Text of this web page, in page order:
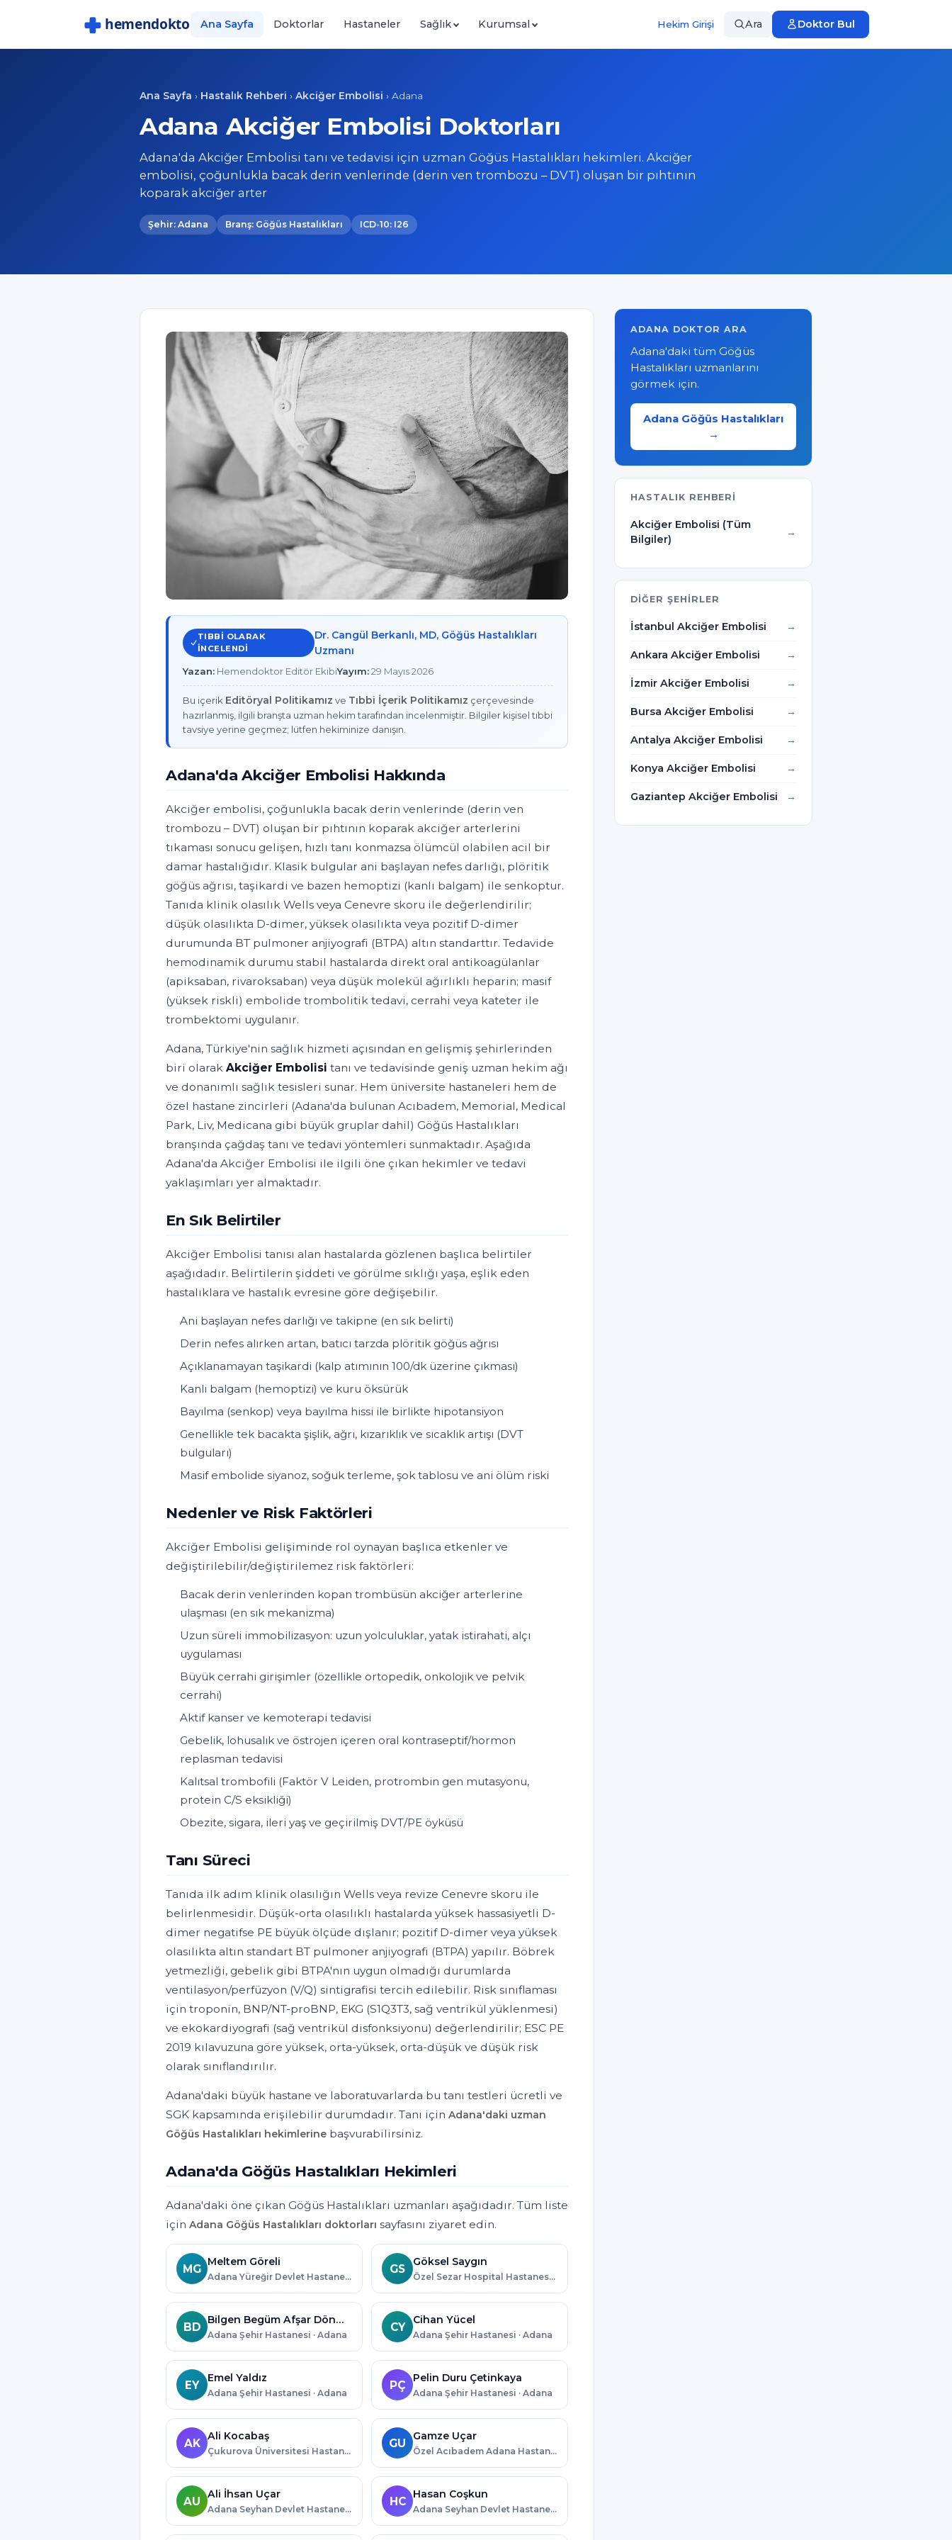
Ana Sayfa Doktorlar Hastaneler Sağlık Kurumsal Hekim Girişi Ara Doktor Bul
Ana Sayfa › Hastalık Rehberi › Akciğer Embolisi › Adana
Adana Akciğer Embolisi Doktorları
Adana'da Akciğer Embolisi tanı ve tedavisi için uzman Göğüs Hastalıkları hekimleri. Akciğer
embolisi, çoğunlukla bacak derin venlerinde (derin ven trombozu – DVT) oluşan bir pıhtının
koparak akciğer arter
Şehir: Adana Branş: Göğüs Hastalıkları ICD-10: I26
TIBBI OLARAK
INCELENDI
Dr. Cangül Berkanlı, MD, Göğüs Hastalıkları
Uzmanı
Yazan: Hemendoktor Editör EkibiYayım:29 Mayıs 2026
Bu içerik Editöryal Politikamız ve Tıbbi İçerik Politikamız çerçevesinde
hazırlanmış, ilgili branşta uzman hekim tarafından incelenmiştir. Bilgiler kişisel tıbbi
tavsiye yerine geçmez; lütfen hekiminize danışın.
Adana'da Akciğer Embolisi Hakkında
Akciğer embolisi, çoğunlukla bacak derin venlerinde (derin ven
trombozu – DVT) oluşan bir pıhtının koparak akciğer arterlerini
tıkaması sonucu gelişen, hızlı tanı konmazsa ölümcül olabilen acil bir
damar hastalığıdır. Klasik bulgular ani başlayan nefes darlığı, plöritik
göğüs ağrısı, taşikardi ve bazen hemoptizi (kanlı balgam) ile senkoptur.
Tanıda klinik olasılık Wells veya Cenevre skoru ile değerlendirilir;
düşük olasılıkta D-dimer, yüksek olasılıkta veya pozitif D-dimer
durumunda BT pulmoner anjiyografi (BTPA) altın standarttır. Tedavide
hemodinamik durumu stabil hastalarda direkt oral antikoagülanlar
(apiksaban, rivaroksaban) veya düşük molekül ağırlıklı heparin; masif
(yüksek riskli) embolide trombolitik tedavi, cerrahi veya kateter ile
trombektomi uygulanır.
Adana, Türkiye'nin sağlık hizmeti açısından en gelişmiş şehirlerinden
biri olarak Akciğer Embolisi tanı ve tedavisinde geniş uzman hekim ağı
ve donanımlı sağlık tesisleri sunar. Hem üniversite hastaneleri hem de
özel hastane zincirleri (Adana'da bulunan Acıbadem, Memorial, Medical
Park, Liv, Medicana gibi büyük gruplar dahil) Göğüs Hastalıkları
branşında çağdaş tanı ve tedavi yöntemleri sunmaktadır. Aşağıda
Adana'da Akciğer Embolisi ile ilgili öne çıkan hekimler ve tedavi
yaklaşımları yer almaktadır.
En Sık Belirtiler
Akciğer Embolisi tanısı alan hastalarda gözlenen başlıca belirtiler
aşağıdadır. Belirtilerin şiddeti ve görülme sıklığı yaşa, eşlik eden
hastalıklara ve hastalık evresine göre değişebilir.
Ani başlayan nefes darlığı ve takipne (en sık belirti)
Derin nefes alırken artan, batıcı tarzda plöritik göğüs ağrısı
Açıklanamayan taşikardi (kalp atımının 100/dk üzerine çıkması)
Kanlı balgam (hemoptizi) ve kuru öksürük
Bayılma (senkop) veya bayılma hissi ile birlikte hipotansiyon
Genellikle tek bacakta şişlik, ağrı, kızarıklık ve sıcaklık artışı (DVT
bulguları)
Masif embolide siyanoz, soğuk terleme, şok tablosu ve ani ölüm riski
Nedenler ve Risk Faktörleri
Akciğer Embolisi gelişiminde rol oynayan başlıca etkenler ve
değiştirilebilir/değiştirilemez risk faktörleri:
Bacak derin venlerinden kopan trombüsün akciğer arterlerine
ulaşması (en sık mekanizma)
Uzun süreli immobilizasyon: uzun yolculuklar, yatak istirahati, alçı
uygulaması
Büyük cerrahi girişimler (özellikle ortopedik, onkolojik ve pelvik
cerrahi)
Aktif kanser ve kemoterapi tedavisi
Gebelik, lohusalık ve östrojen içeren oral kontraseptif/hormon
replasman tedavisi
Kalıtsal trombofili (Faktör V Leiden, protrombin gen mutasyonu,
protein C/S eksikliği)
Obezite, sigara, ileri yaş ve geçirilmiş DVT/PE öyküsü
Tanı Süreci
Tanıda ilk adım klinik olasılığın Wells veya revize Cenevre skoru ile
belirlenmesidir. Düşük-orta olasılıklı hastalarda yüksek hassasiyetli D-
dimer negatifse PE büyük ölçüde dışlanır; pozitif D-dimer veya yüksek
olasılıkta altın standart BT pulmoner anjiyografi (BTPA) yapılır. Böbrek
yetmezliği, gebelik gibi BTPA'nın uygun olmadığı durumlarda
ventilasyon/perfüzyon (V/Q) sintigrafisi tercih edilebilir. Risk sınıflaması
için troponin, BNP/NT-proBNP, EKG (S1Q3T3, sağ ventrikül yüklenmesi)
ve ekokardiyografi (sağ ventrikül disfonksiyonu) değerlendirilir; ESC PE
2019 kılavuzuna göre yüksek, orta-yüksek, orta-düşük ve düşük risk
olarak sınıflandırılır.
Adana'daki büyük hastane ve laboratuvarlarda bu tanı testleri ücretli ve
SGK kapsamında erişilebilir durumdadır. Tanı için Adana'daki uzman
Göğüs Hastalıkları hekimlerine başvurabilirsiniz.
Adana'da Göğüs Hastalıkları Hekimleri
Adana'daki öne çıkan Göğüs Hastalıkları uzmanları aşağıdadır. Tüm liste
için Adana Göğüs Hastalıkları doktorları sayfasını ziyaret edin.
MG
Meltem Göreli
Adana Yüreğir Devlet Hastanesi · Adana
GS
Göksel Saygın
Özel Sezar Hospital Hastanesi · Adana
BD
Bilgen Begüm Afşar Dönmez
Adana Şehir Hastanesi · Adana
CY
Cihan Yücel
Adana Şehir Hastanesi · Adana
EY
Emel Yaldız
Adana Şehir Hastanesi · Adana
PÇ
Pelin Duru Çetinkaya
Adana Şehir Hastanesi · Adana
AK
Ali Kocabaş
Çukurova Üniversitesi Hastanesi · Adana
GU
Gamze Uçar
Özel Acıbadem Adana Hastanesi · Adana
AU
Ali İhsan Uçar
Adana Seyhan Devlet Hastanesi · Adana
HC
Hasan Coşkun
Adana Seyhan Devlet Hastanesi · Adana
ADANA DOKTOR ARA
Adana'daki tüm Göğüs
Hastalıkları uzmanlarını
görmek için.
Adana Göğüs Hastalıkları
→
HASTALIK REHBERI
Akciğer Embolisi (Tüm
Bilgiler)
DIĞER ŞEHIRLER
İstanbul Akciğer Embolisi
Ankara Akciğer Embolisi
İzmir Akciğer Embolisi
Bursa Akciğer Embolisi
Antalya Akciğer Embolisi
Konya Akciğer Embolisi
Gaziantep Akciğer Embolisi